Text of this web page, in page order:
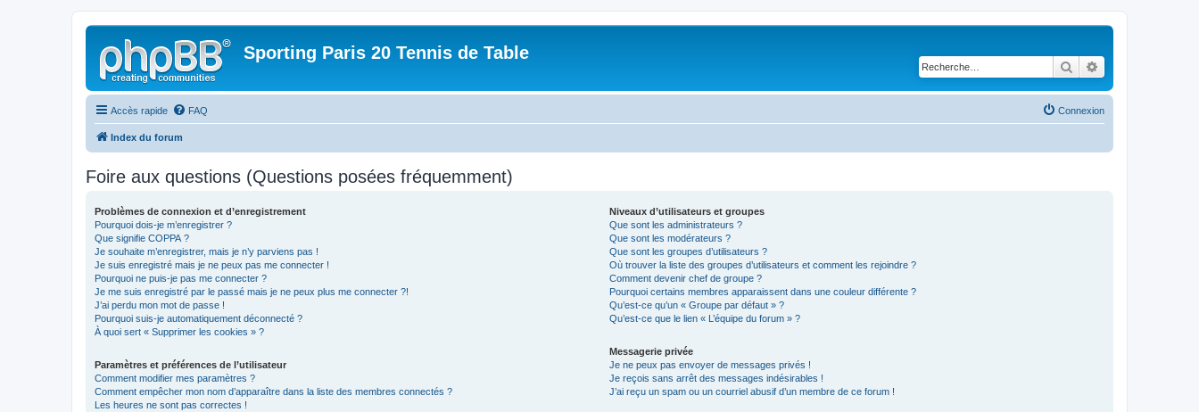
Sporting Paris 20 Tennis de Table
Rechercher
Accès rapide FAQ Connexion
Index du forum
Foire aux questions (Questions posées fréquemment)
Problèmes de connexion et d’enregistrement
Pourquoi dois-je m’enregistrer ?
Que signifie COPPA ?
Je souhaite m’enregistrer, mais je n’y parviens pas !
Je suis enregistré mais je ne peux pas me connecter !
Pourquoi ne puis-je pas me connecter ?
Je me suis enregistré par le passé mais je ne peux plus me connecter ?!
J’ai perdu mon mot de passe !
Pourquoi suis-je automatiquement déconnecté ?
À quoi sert « Supprimer les cookies » ?
Paramètres et préférences de l’utilisateur
Comment modifier mes paramètres ?
Comment empêcher mon nom d’apparaître dans la liste des membres connectés ?
Les heures ne sont pas correctes !
Niveaux d’utilisateurs et groupes
Que sont les administrateurs ?
Que sont les modérateurs ?
Que sont les groupes d’utilisateurs ?
Où trouver la liste des groupes d’utilisateurs et comment les rejoindre ?
Comment devenir chef de groupe ?
Pourquoi certains membres apparaissent dans une couleur différente ?
Qu’est-ce qu’un « Groupe par défaut » ?
Qu’est-ce que le lien « L’équipe du forum » ?
Messagerie privée
Je ne peux pas envoyer de messages privés !
Je reçois sans arrêt des messages indésirables !
J’ai reçu un spam ou un courriel abusif d’un membre de ce forum !